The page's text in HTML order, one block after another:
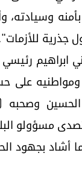
وسيادته،
جذرية
ابراهيم
الحسين
مسؤولو
أشاد بجهود